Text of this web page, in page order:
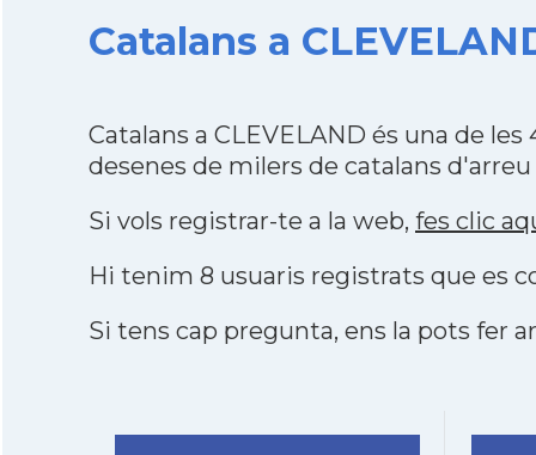
Catalans a
Catalans a CLEVELAND és una de
desenes de milers de catalans
Si vols registrar-te a la web, fes clic
Hi tenim 8 usuaris registrats que es
Si tens cap pregunta, ens la pots fer